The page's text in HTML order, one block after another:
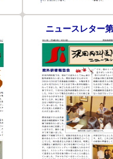
ニュースレター